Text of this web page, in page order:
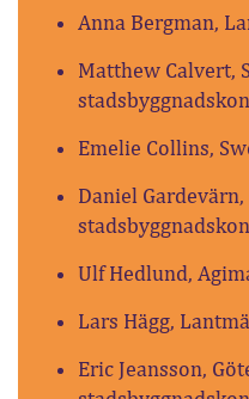
Anna Bergman,
Matthew Calvert,
Emelie Collins,
Daniel
Ulf Hedlund,
Lars Hägg,
Eric Jeansson,